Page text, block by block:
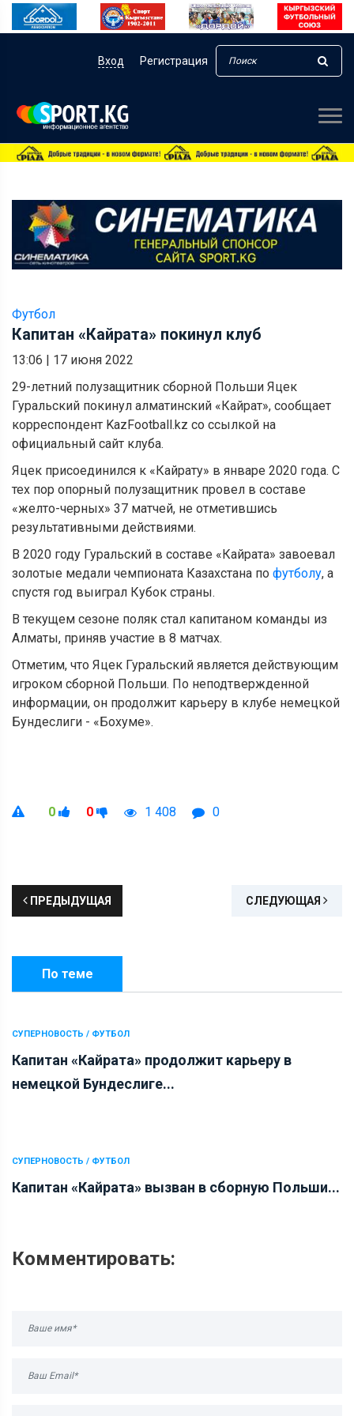
Вход Регистрация
Футбол
Капитан «Кайрата» покинул клуб
13:06 | 17 июня 2022
29-летний полузащитник сборной Польши Яцек
Гуральский покинул алматинский «Кайрат», сообщает
корреспондент KazFootball.kz со ссылкой на
официальный сайт клуба.
Яцек присоединился к «Кайрату» в январе 2020 года. С
тех пор опорный полузащитник провел в составе
«желто-черных» 37 матчей, не отметившись
результативными действиями.
В 2020 году Гуральский в составе «Кайрата» завоевал
золотые медали чемпионата Казахстана по футболу, а
спустя год выиграл Кубок страны.
В текущем сезоне поляк стал капитаном команды из
Алматы, приняв участие в 8 матчах.
Отметим, что Яцек Гуральский является действующим
игроком сборной Польши. По неподтвержденной
информации, он продолжит карьеру в клубе немецкой
Бундеслиги - «Бохуме».
0 0 1 408 0
ПРЕДЫДУЩАЯ СЛЕДУЮЩАЯ
По теме
СУПЕРНОВОСТЬ / ФУТБОЛ
Капитан «Кайрата» продолжит карьеру в
немецкой Бундеслиге...
СУПЕРНОВОСТЬ / ФУТБОЛ
Капитан «Кайрата» вызван в сборную Польши...
Комментировать: